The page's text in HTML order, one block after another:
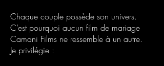
Chaque couple possède son univers.
C’est pourquoi aucun film de mariage
Camani Films ne ressemble à un autre.
Je privilégie :